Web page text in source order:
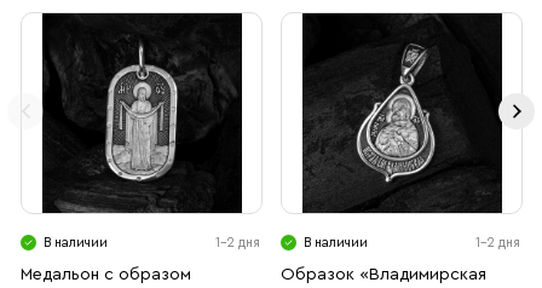
В наличии 1-2 дня
Медальон с образом
В наличии 1-2 дня
Образок «Владимирская